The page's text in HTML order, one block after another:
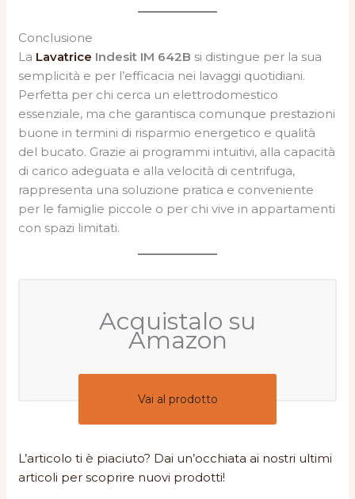
Conclusione
La Lavatrice Indesit IM 642B si distingue per la sua
semplicità e per l’efficacia nei lavaggi quotidiani.
Perfetta per chi cerca un elettrodomestico
essenziale, ma che garantisca comunque prestazioni
buone in termini di risparmio energetico e qualità
del bucato. Grazie ai programmi intuitivi, alla capacità
di carico adeguata e alla velocità di centrifuga,
rappresenta una soluzione pratica e conveniente
per le famiglie piccole o per chi vive in appartamenti
con spazi limitati.
Acquistalo su
Amazon
Vai al prodotto
L’articolo ti è piaciuto? Dai un’occhiata ai nostri ultimi
articoli per scoprire nuovi prodotti!